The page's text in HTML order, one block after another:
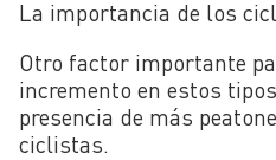
La importancia de los
Otro factor importante
incremento en estos
presencia de más
ciclistas.